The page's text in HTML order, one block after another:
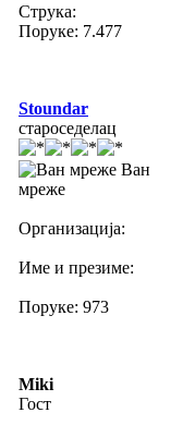
Струка:
Поруке: 7.477
Stoundar
староседелац
Ван
мреже
Организација:
Име и презиме:
Поруке: 973
Miki
Гост